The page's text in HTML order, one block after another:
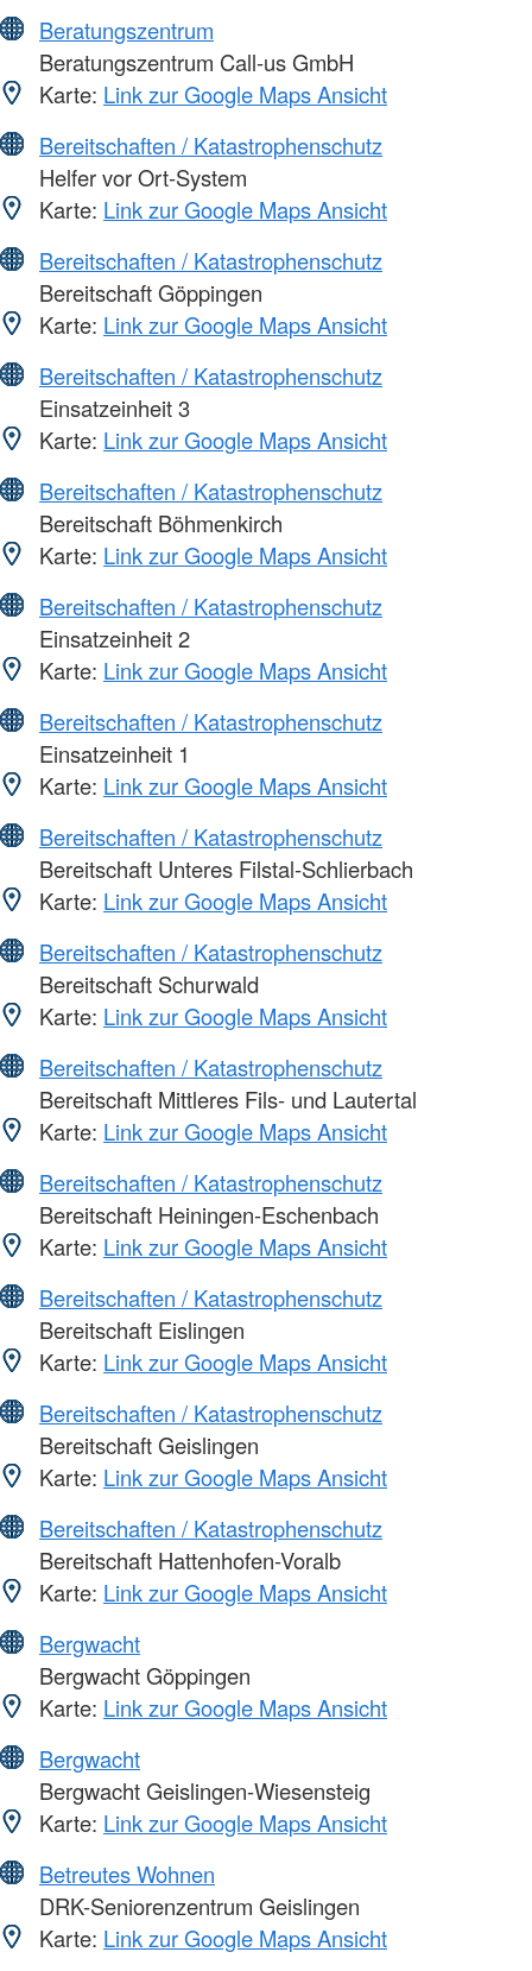
Beratungszentrum
Beratungszentrum Call-us GmbH
Karte: Link zur Google Maps Ansicht
Bereitschaften / Katastrophenschutz
Helfer vor Ort-System
Karte: Link zur Google Maps Ansicht
Bereitschaften / Katastrophenschutz
Bereitschaft Göppingen
Karte: Link zur Google Maps Ansicht
Bereitschaften / Katastrophenschutz
Einsatzeinheit 3
Karte: Link zur Google Maps Ansicht
Bereitschaften / Katastrophenschutz
Bereitschaft Böhmenkirch
Karte: Link zur Google Maps Ansicht
Bereitschaften / Katastrophenschutz
Einsatzeinheit 2
Karte: Link zur Google Maps Ansicht
Bereitschaften / Katastrophenschutz
Einsatzeinheit 1
Karte: Link zur Google Maps Ansicht
Bereitschaften / Katastrophenschutz
Bereitschaft Unteres Filstal-Schlierbach
Karte: Link zur Google Maps Ansicht
Bereitschaften / Katastrophenschutz
Bereitschaft Schurwald
Karte: Link zur Google Maps Ansicht
Bereitschaften / Katastrophenschutz
Bereitschaft Mittleres Fils- und Lautertal
Karte: Link zur Google Maps Ansicht
Bereitschaften / Katastrophenschutz
Bereitschaft Heiningen-Eschenbach
Karte: Link zur Google Maps Ansicht
Bereitschaften / Katastrophenschutz
Bereitschaft Eislingen
Karte: Link zur Google Maps Ansicht
Bereitschaften / Katastrophenschutz
Bereitschaft Geislingen
Karte: Link zur Google Maps Ansicht
Bereitschaften / Katastrophenschutz
Bereitschaft Hattenhofen-Voralb
Karte: Link zur Google Maps Ansicht
Bergwacht
Bergwacht Göppingen
Karte: Link zur Google Maps Ansicht
Bergwacht
Bergwacht Geislingen-Wiesensteig
Karte: Link zur Google Maps Ansicht
Betreutes Wohnen
DRK-Seniorenzentrum Geislingen
Karte: Link zur Google Maps Ansicht